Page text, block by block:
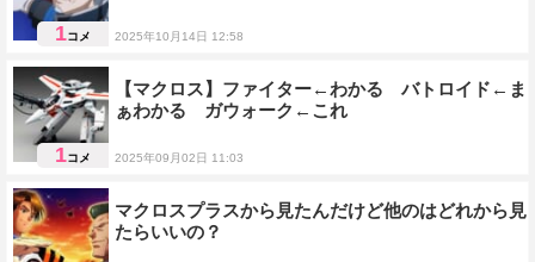
1コメ 2025年10月14日 12:58
1コメ
【マクロス】ファイター←わかる バトロイド←ま
ぁわかる ガウォーク←これ
2025年09月02日 11:03
マクロスプラスから見たんだけど他のはどれから見
たらいいの？